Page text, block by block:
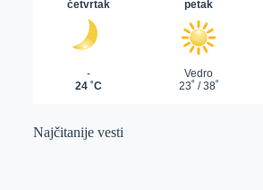
Najčitanije vesti